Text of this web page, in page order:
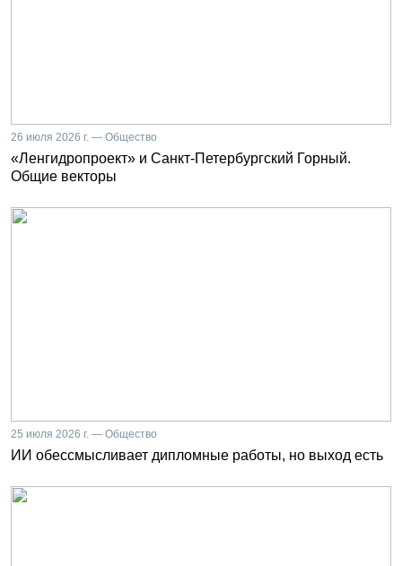
26 июля 2026 г. — Общество
«Ленгидропроект» и Санкт-Петербургский Горный.
Общие векторы
25 июля 2026 г. — Общество
ИИ обессмысливает дипломные работы, но выход есть